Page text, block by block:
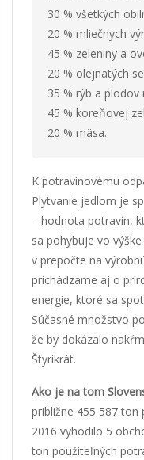
30 % všetkých
20 % mliečnych
45 % zeleniny a
20 % olejnatých
35 % rýb a plodov
45 % koreňovej
20 % mäsa.
K potravinovému
Plytvanie jedlom je
– hodnota potravín,
sa pohybuje vo
v prepočte na
prichádzame aj o
energie, ktoré sa
Súčasné množstvo
že by dokázalo
Štyrikrát.
Ako je na tom
približne 455 587 ton
2016 vyhodilo 5
ton použiteľných